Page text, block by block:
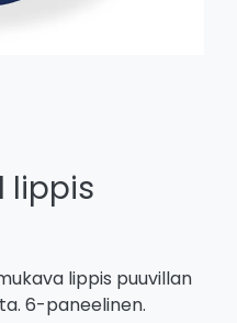
lippis
lippis puuvillan
6-paneelinen.